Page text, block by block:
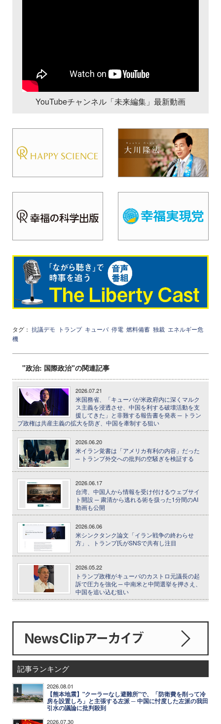
YouTubeチャンネル「未来編集」最新動画
タグ： 抗議デモ トランプ キューバ 停電 燃料備蓄 独裁 エネルギー危
機
"政治: 国際政治"の関連記事
2026.07.21
米国務省、「キューバが米政府内に深くマルク
ス主義を浸透させ、中国を利する破壊活動を支
援してきた」と非難する報告書を発表 ─ トラン
プ政権は共産主義の拡大を防ぎ、中国を牽制する狙い
2026.06.20
米イラン覚書は「アメリカ有利の内容」だった
─ トランプ外交への批判の空騒ぎを検証する
2026.06.17
台湾、中国人から情報を受け付けるウェブサイ
ト開設 ─ 粛清から逃れる術を扱った1分間のAI
動画も公開
2026.06.06
米シンクタンク論文「イラン戦争の終わらせ
方」、トランプ氏がSNSで共有し注目
2026.05.22
トランプ政権がキューバのカストロ元議長の起
訴で圧力を強化 ─ 中南米と中間選挙を押さえ、
中国を追い込む狙い
記事ランキング
1 2026.08.01
【熊本地震】"クーラーなし避難所"で、「防衛費を削って冷
房を設置しろ」と主張する左派 ─ 中国に忖度した左派の我田
引水の議論に批判殺到
2026.07.30